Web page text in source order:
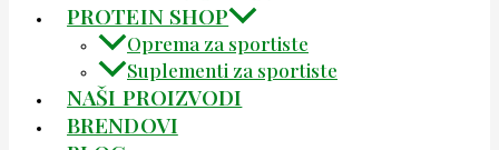
PROTEIN SHOP
Oprema za sportiste
Suplementi za sportiste
NAŠI PROIZVODI
BRENDOVI